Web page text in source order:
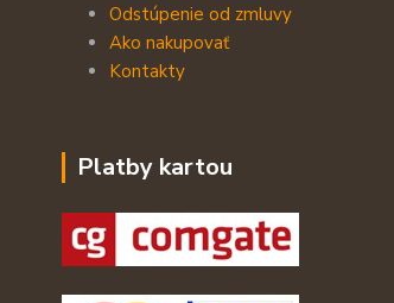
Odstúpenie od zmluvy
Ako nakupovať
Kontakty
Platby kartou